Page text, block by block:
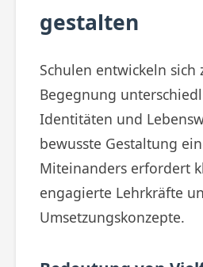
gestalten
Schulen entwickeln sich
Begegnung
Identitäten und
bewusste Gestaltung
Miteinanders erfordert
engagierte Lehrkräfte
Umsetzungskonzepte.